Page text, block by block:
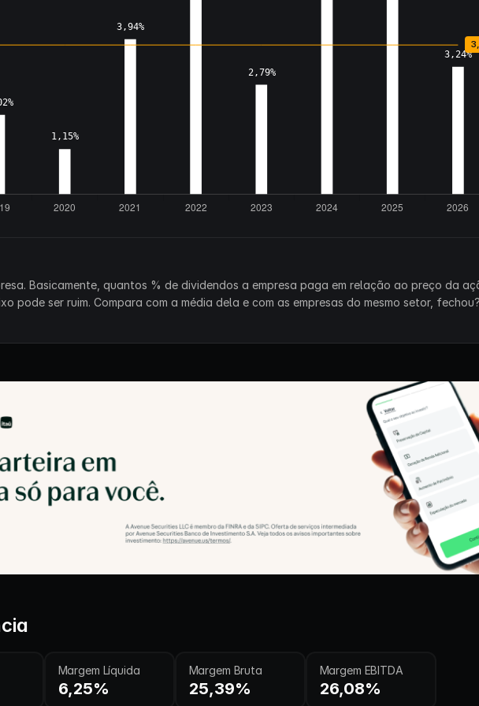
Basicamente, quantos % de dividendos a empresa paga em relação ao preço da
pode ser ruim. Compara com a média dela e com as empresas do mesmo setor, fechou?
Margem Líquida
6,25%
Margem Bruta
25,39%
Margem EBITDA
26,08%